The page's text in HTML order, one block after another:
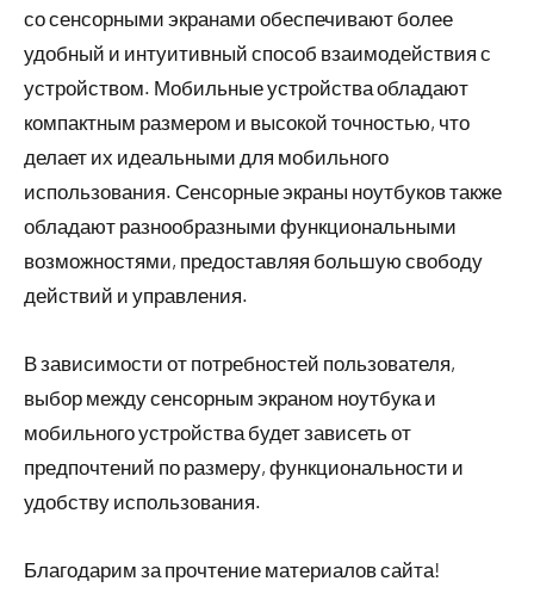
со сенсорными экранами обеспечивают более
удобный и интуитивный способ взаимодействия с
устройством. Мобильные устройства обладают
компактным размером и высокой точностью, что
делает их идеальными для мобильного
использования. Сенсорные экраны ноутбуков также
обладают разнообразными функциональными
возможностями, предоставляя большую свободу
действий и управления.
В зависимости от потребностей пользователя,
выбор между сенсорным экраном ноутбука и
мобильного устройства будет зависеть от
предпочтений по размеру, функциональности и
удобству использования.
Благодарим за прочтение материалов сайта!